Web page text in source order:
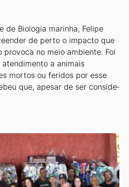
de Biologia marinha, Fe­lipe
de perto o impacto que
provoca no meio ambien­te. Foi
a animais
mortos ou feridos por esse
que, apesar de ser conside­